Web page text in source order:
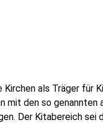
Kirchen als Träger für
den so genannten
Der Kitabereich sei